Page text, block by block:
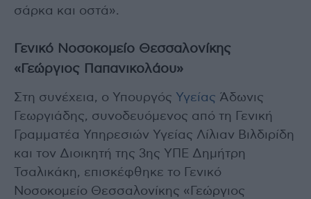
σάρκα και οστά».
Γενικό Νοσοκομείο Θεσσαλονίκης
«Γεώργιος Παπανικολάου»
Στη συνέχεια, ο Υπουργός Υγείας Άδωνις
Γεωργιάδης, συνοδευόμενος από τη Γενική
Γραμματέα Υπηρεσιών Υγείας Λίλιαν Βιλδιρίδη
και τον Διοικητή της 3ης ΥΠΕ Δημήτρη
Τσαλικάκη, επισκέφθηκε το Γενικό
Νοσοκομείο Θεσσαλονίκης «Γεώργιος